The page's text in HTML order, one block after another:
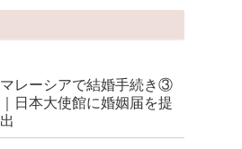
マレーシアで結婚手続き③
｜日本大使館に婚姻届を提
出